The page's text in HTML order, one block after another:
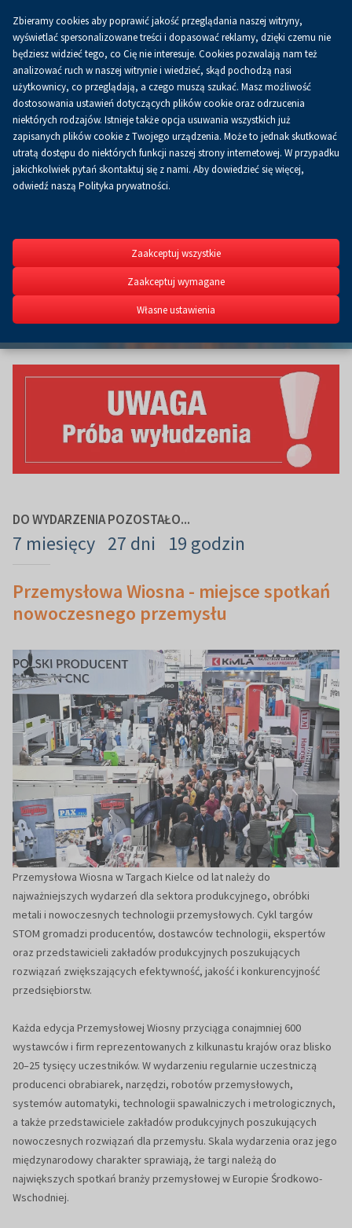
0.00 złKoszykPL
WIOSNA
STOM-TOOL - BLECH &
ROBOTICS - FIX,
Fluid Power, Control-
DO WYDARZENIA POZOSTAŁO...
7 miesięcy 27 dni
19 godzin
Przemysłowa Wiosna - miejsce spotkań
nowoczesnego przemysłu
Przemysłowa Wiosna w Targach Kielce od lat należy do
najważniejszych wydarzeń dla sektora produkcyjnego, obróbki
metali i nowoczesnych technologii przemysłowych. Cykl targów
STOM gromadzi producentów, dostawców technologii, ekspertów
oraz przedstawicieli zakładów produkcyjnych poszukujących
rozwiązań zwiększających efektywność, jakość i konkurencyjność
przedsiębiorstw.
Każda edycja Przemysłowej Wiosny przyciąga conajmniej 600
wystawców i firm reprezentowanych z kilkunastu krajów oraz blisko
20–25 tysięcy uczestników. W wydarzeniu regularnie uczestniczą
producenci obrabiarek, narzędzi, robotów przemysłowych,
systemów automatyki, technologii spawalniczych i metrologicznych,
a także przedstawiciele zakładów produkcyjnych poszukujących
nowoczesnych rozwiązań dla przemysłu. Skala wydarzenia oraz jego
międzynarodowy charakter sprawiają, że targi należą do
największych spotkań branży przemysłowej w Europie Środkowo-
Wschodniej.
Zbieramy cookies aby poprawić jakość przeglądania naszej witryny,
wyświetlać spersonalizowane treści i dopasować reklamy, dzięki czemu nie
będziesz widzieć tego, co Cię nie interesuje. Cookies pozwalają nam też
analizować ruch w naszej witrynie i wiedzieć, skąd pochodzą nasi
użytkownicy, co przeglądają, a czego muszą szukać. Masz możliwość
dostosowania ustawień dotyczących plików cookie oraz odrzucenia
niektórych rodzajów. Istnieje także opcja usuwania wszystkich już
zapisanych plików cookie z Twojego urządzenia. Może to jednak skutkować
utratą dostępu do niektórych funkcji naszej strony internetowej. W przypadku
jakichkolwiek pytań skontaktuj się z nami. Aby dowiedzieć się więcej,
odwiedź naszą Polityka prywatności.
Zaakceptuj wszystkie
Zaakceptuj wymagane
Własne ustawienia